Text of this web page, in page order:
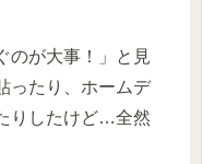
のが大事！」と見
ったり、ホームデ
りしたけど…全然